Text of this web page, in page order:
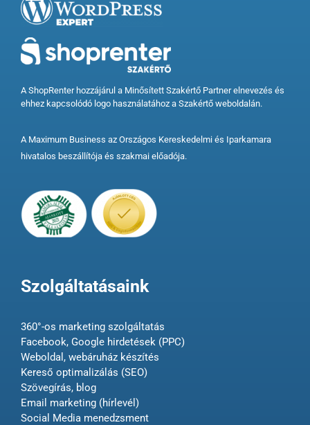
A ShopRenter hozzájárul a Minősített Szakértő Partner elnevezés és
ehhez kapcsolódó logo használatához a Szakértő weboldalán.
A Maximum Business az Országos Kereskedelmi és Iparkamara
hivatalos beszállítója és szakmai előadója.
Szolgáltatásaink
360°-os marketing szolgáltatás
Facebook, Google hirdetések (PPC)
Weboldal, webáruház készítés
Kereső optimalizálás (SEO)
Szövegírás, blog
Email marketing (hírlevél)
Social Media menedzsment